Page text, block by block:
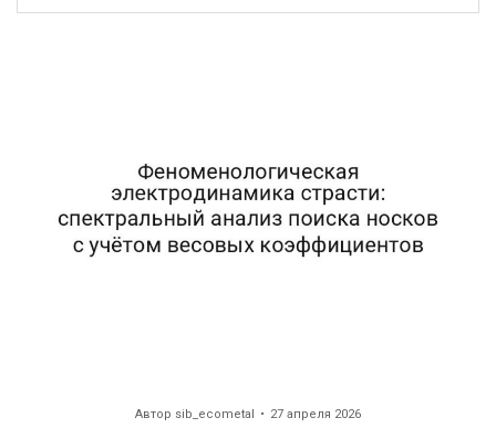
Автор sib_ecometal 27 апреля 2026